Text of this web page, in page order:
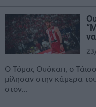
Ο Τόμας Ουόκαπ, ο
μίλησαν στην κάμερα
στον...